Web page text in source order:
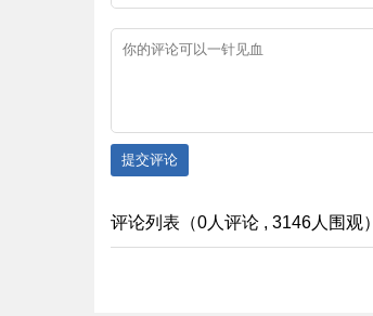
提交评论
评论列表（0人评论 , 3146人围观）